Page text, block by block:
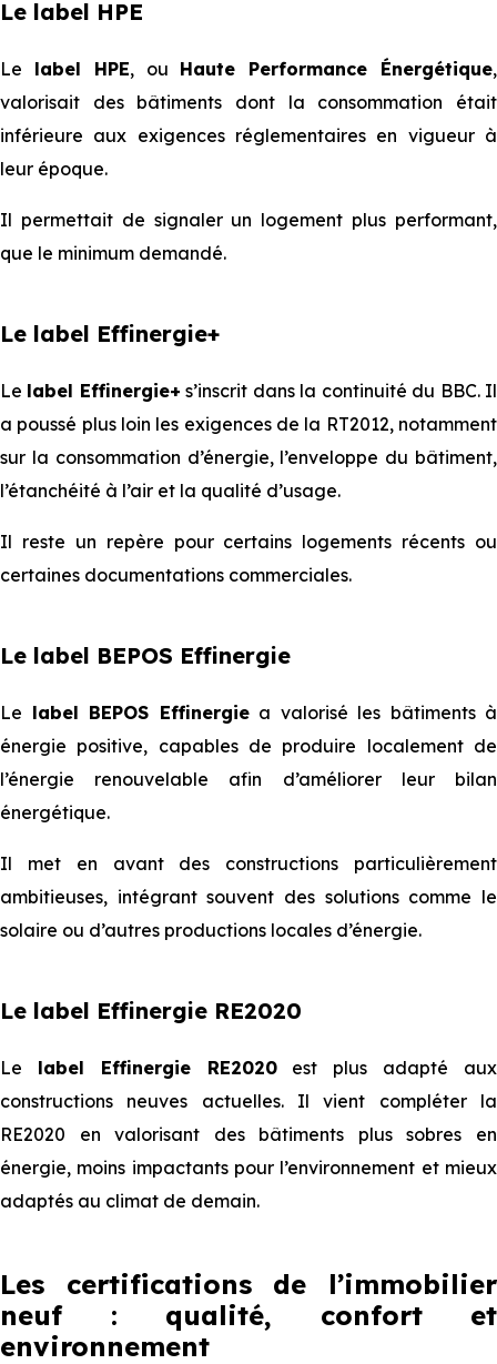
Le label HPE
Le label HPE, ou Haute Performance Énergétique,
valorisait des bâtiments dont la consommation était
inférieure aux exigences réglementaires en vigueur à
leur époque.
Il permettait de signaler un logement plus performant,
que le minimum demandé.
Le label Effinergie+
Le label Effinergie+ s’inscrit dans la continuité du BBC. Il
a poussé plus loin les exigences de la RT2012, notamment
sur la consommation d’énergie, l’enveloppe du bâtiment,
l’étanchéité à l’air et la qualité d’usage.
Il reste un repère pour certains logements récents ou
certaines documentations commerciales.
Le label BEPOS Effinergie
Le label BEPOS Effinergiea valorisé les bâtiments à
énergie positive, capables de produire localement de
l’énergie renouvelable afin d’améliorer leur bilan
énergétique.
Il met en avant des constructions particulièrement
ambitieuses, intégrant souvent des solutions comme le
solaire ou d’autres productions locales d’énergie.
Le label Effinergie RE2020
Le label Effinergie RE2020est plus adapté aux
constructions neuves actuelles. Il vient compléter la
RE2020 en valorisant des bâtiments plus sobres en
énergie, moins impactants pour l’environnement et mieux
adaptés au climat de demain.
Les certifications de l’immobilier
neuf : qualité, confort et
environnement